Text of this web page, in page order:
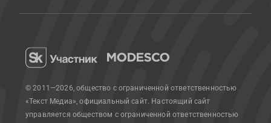
© 2011—2026, общество с ограниченной ответственностью
«Текст Медиа», официальный сайт. Настоящий сайт
управляется обществом с ограниченной ответственностью